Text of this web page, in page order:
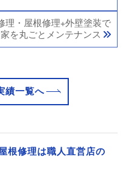
理・屋根修理+外壁塗装で
を丸ごとメンテナンス
績一覧へ
根修理は職人直営店の